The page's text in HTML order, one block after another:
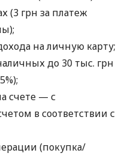
(3 грн за платеж
на личную карту;
до 30 тыс. грн
счете — с
в соответствии с
(покупка/